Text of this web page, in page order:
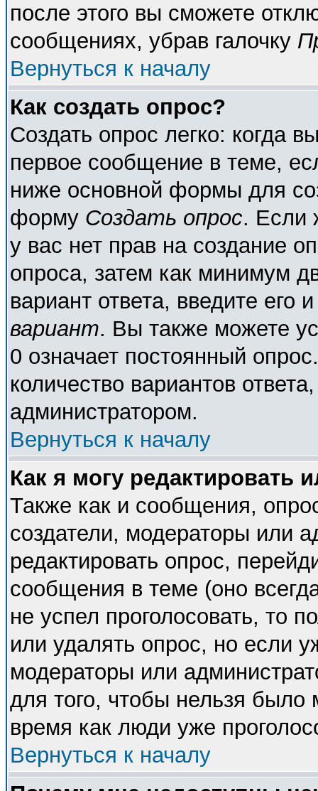
после этого вы сможете
сообщениях, убрав галочку
Вернуться к началу
Как создать опрос?
Создать опрос легко: когда
первое сообщение в теме,
ниже основной формы для
форму Создать опрос. Если
у вас нет прав на создание
опроса, затем как минимум
вариант ответа, введите его
вариант. Вы также можете
0 означает постоянный
количество вариантов
администратором.
Вернуться к началу
Как я могу редактировать
Также как и сообщения,
создатели, модераторы или
редактировать опрос,
сообщения в теме (оно
не успел проголосовать, то
или удалять опрос, но если
модераторы или
для того, чтобы нельзя было
время как люди уже
Вернуться к началу